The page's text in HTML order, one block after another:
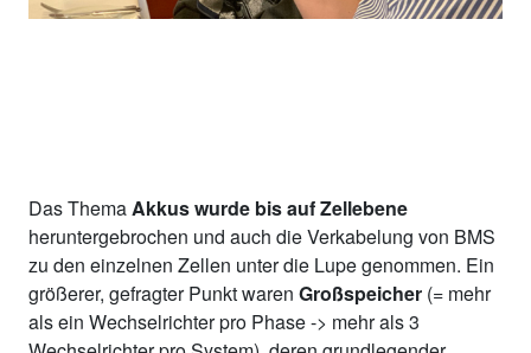
Das ThemaAkkus wurde bis auf Zellebene
heruntergebrochen und auch die Verkabelung von BMS
zu den einzelnen Zellen unter die Lupe genommen. Ein
größerer, gefragter Punkt waren Großspeicher (= mehr
als ein Wechselrichter pro Phase -> mehr als 3